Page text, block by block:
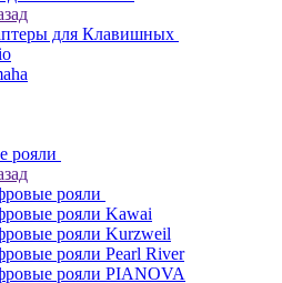
для Клавишных
рояли
рояли
рояли Kawai
рояли Kurzweil
рояли Pearl River
рояли PIANOVA